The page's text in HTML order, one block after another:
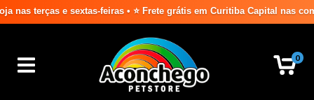
e sextas-feiras • ⭐ Frete grátis em Curitiba Capital nas compras
0